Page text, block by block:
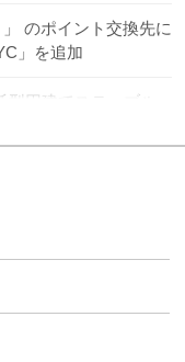
」 のポイント交換先に
」を追加
型円建てステーブル